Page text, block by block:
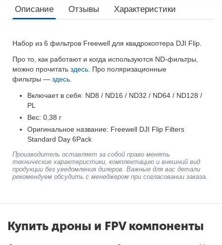
Описание Отзывы Характеристики
Набор из 6 фильтров Freewell для квадрокоптера DJI Flip.
Про то, как работают и когда используются ND-фильтры,
можно прочитать здесь. Про поляризационные
фильтры — здесь.
Включает в себя: ND8 / ND16 / ND32 / ND64 / ND128 /
PL
Вес: 0,38 г
Оригинальное название: Freewell DJI Flip Filters
Standard Day 6Pack
Производитель оставляет за собой право менять
технические характеристики, комплектацию и внешний вид
продукции без уведомления дилеров. Важные для вас детали
рекомендуем обсудить с менеджером при согласовании заказа.
Купить дроны и FPV компоненты